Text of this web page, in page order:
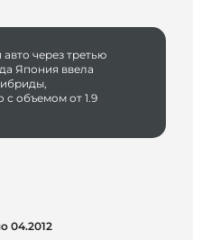
через третью
Япония ввела
с объемом от 1.9
04.2012